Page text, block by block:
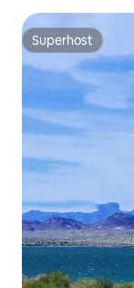
Superhost
Superhost